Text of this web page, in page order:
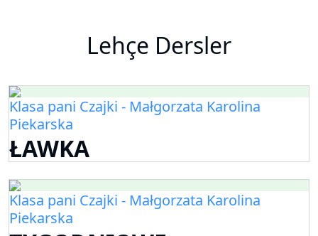
Lehçe Dersler
Klasa pani Czajki - Małgorzata Karolina
Piekarska
ŁAWKA
Klasa pani Czajki - Małgorzata Karolina
Piekarska